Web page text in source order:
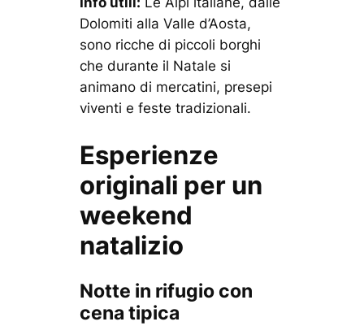
Dolomiti alla Valle d’Aosta,
sono ricche di piccoli borghi
che durante il Natale si
animano di mercatini, presepi
viventi e feste tradizionali.
Esperienze
originali per un
weekend
natalizio
Notte in rifugio con
cena tipica